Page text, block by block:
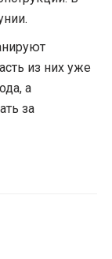
из них уже
а
за